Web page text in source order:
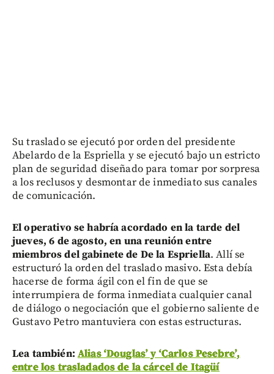
Su traslado se ejecutó por orden del presidente
Abelardo de la Espriella y se ejecutó bajo un estricto
plan de seguridad diseñado para tomar por sorpresa
a los reclusos y desmontar de inmediato sus canales
de comunicación.
El operativo se habría acordado en la tarde del
jueves, 6 de agosto, en una reunión entre
miembros del gabinete de De la Espriella. Allí se
estructuró la orden del traslado masivo. Esta debía
hacerse de forma ágil con el fin de que se
interrumpiera de forma inmediata cualquier canal
de diálogo o negociación que el gobierno saliente de
Gustavo Petro mantuviera con estas estructuras.
Lea también: Alias ‘Douglas’ y ‘Carlos Pesebre’,
entre los trasladados de la cárcel de Itagüí